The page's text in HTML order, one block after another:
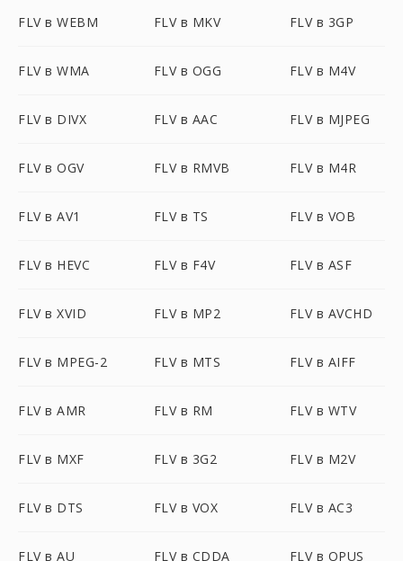
FLV в WEBM FLV в MKV FLV в 3GP
FLV в WMA FLV в OGG FLV в M4V
FLV в DIVX FLV в AAC FLV в MJPEG
FLV в OGV FLV в RMVB FLV в M4R
FLV в AV1 FLV в TS FLV в VOB
FLV в HEVC FLV в F4V FLV в ASF
FLV в XVID FLV в MP2 FLV в AVCHD
FLV в MPEG-2 FLV в MTS FLV в AIFF
FLV в AMR FLV в RM FLV в WTV
FLV в MXF FLV в 3G2 FLV в M2V
FLV в DTS FLV в VOX FLV в AC3
FLV в AU FLV в CDDA FLV в OPUS